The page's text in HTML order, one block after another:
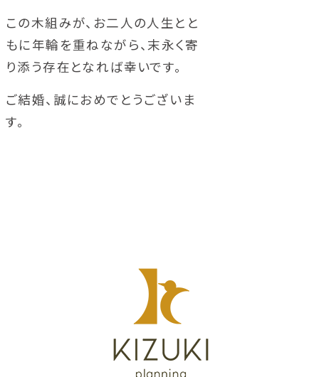
この木組みが、お二人の人生とと
もに年輪を重ねながら、末永く寄
り添う存在となれば幸いです。
ご結婚、誠におめでとうございま
す。